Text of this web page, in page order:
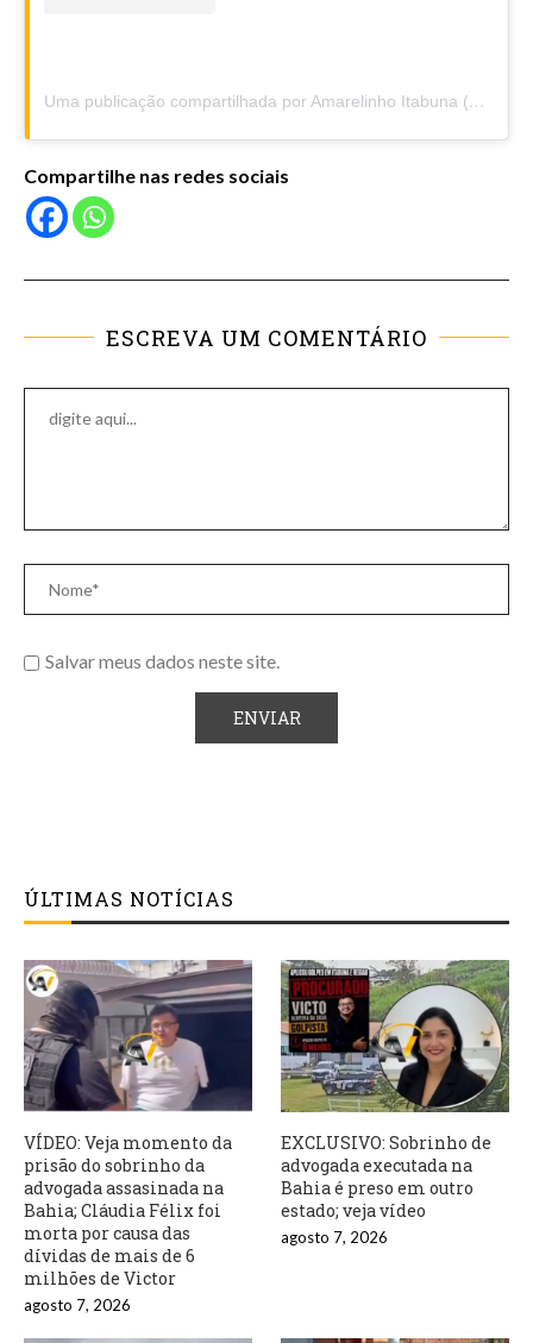
Uma publicação compartilhada por Amarelinho Itabuna (@amarelinhoitabuna)
Compartilhe nas redes sociais
ESCREVA UM COMENTÁRIO
Salvar meus dados neste site.
ÚLTIMAS NOTÍCIAS
VÍDEO: Veja momento da
prisão do sobrinho da
advogada assasinada na
Bahia; Cláudia Félix foi
morta por causa das
dívidas de mais de 6
milhões de Victor
agosto 7, 2026
EXCLUSIVO: Sobrinho de
advogada executada na
Bahia é preso em outro
estado; veja vídeo
agosto 7, 2026